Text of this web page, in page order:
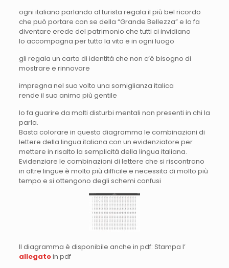
ogni italiano parlando al turista regala il più bel ricordo
che può portare con se della “Grande Bellezza” e lo fa
diventare erede del patrimonio che tutti ci invidiano
lo accompagna per tutta la vita e in ogni luogo
gli regala un carta di identità che non c’è bisogno di
mostrare e rinnovare
impregna nel suo volto una somiglianza italica
rende il suo animo più gentile
lo fa guarire da molti disturbi mentali non presenti in chi la
parla.
Basta colorare in questo diagramma le combinazioni di
lettere della lingua italiana con un evidenziatore per
mettere in risalto la semplicità della lingua italiana.
Evidenziare le combinazioni di lettere che si riscontrano
in altre lingue è molto più difficile e necessita di molto più
tempo e si ottengono degli schemi confusi
Il diagramma è disponibile anche in pdf: Stampa l’
allegatoin pdf